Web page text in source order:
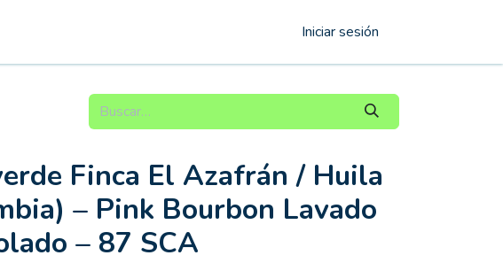
Iniciar sesión
Finca El Azafrán / Huila
– Pink Bourbon Lavado
– 87 SCA